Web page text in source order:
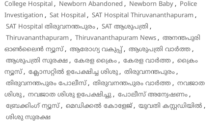
College Hospital, Newborn Abandoned , Newborn Baby, Police
Investigation , Sat Hospital, SAT Hospital Thiruvananthapuram ,
SAT Hospital തിരുവനന്തപുരം, SAT ആശുപത്രി ,
Thiruvananthapuram , Thiruvananthapuram News, അനന്തപുരി
ഓൺലൈൻ ന്യൂസ്, ആരോഗ്യ വകുപ്പ്, ആശുപത്രി വാർത്ത,
ആശുപത്രി സുരക്ഷ , കേരള ക്രൈം, കേരള വാർത്ത, ക്രൈം
ന്യൂസ്, ക്ലോസറ്റിൽ ഉപേക്ഷിച്ച ശിശു, തിരുവനന്തപുരം,
തിരുവനന്തപുരം പോലീസ്, തിരുവനന്തപുരം വാർത്ത, നവജാത
ശിശു, നവജാത ശിശു ഉപേക്ഷിച്ചു, പോലീസ് അന്വേഷണം,
ബ്രേക്കിംഗ് ന്യൂസ്, മെഡിക്കൽ കോളേജ്, യുവതി കസ്റ്റഡിയിൽ ,
ശിശു സുരക്ഷ